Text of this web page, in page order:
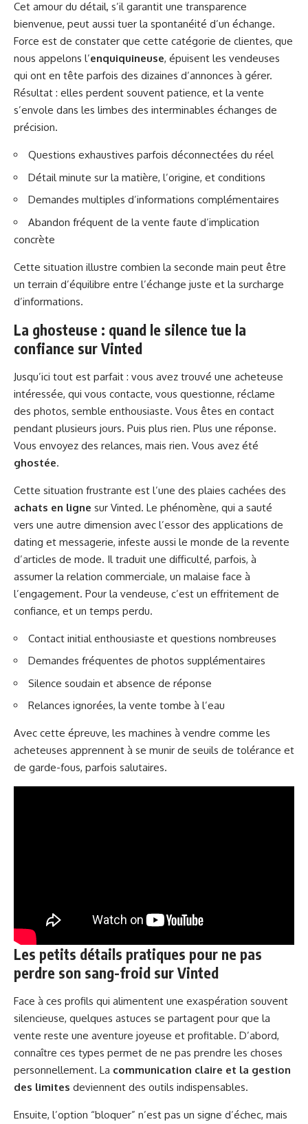
Cet amour du détail, s’il garantit une transparence
bienvenue, peut aussi tuer la spontanéité d’un échange.
Force est de constater que cette catégorie de clientes, que
nous appelons l’enquiquineuse, épuisent les vendeuses
qui ont en tête parfois des dizaines d’annonces à gérer.
Résultat : elles perdent souvent patience, et la vente
s’envole dans les limbes des interminables échanges de
précision.
Questions exhaustives parfois déconnectées du réel
Détail minute sur la matière, l’origine, et conditions
Demandes multiples d’informations complémentaires
Abandon fréquent de la vente faute d’implication
concrète
Cette situation illustre combien la seconde main peut être
un terrain d’équilibre entre l’échange juste et la surcharge
d’informations.
La ghosteuse : quand le silence tue la
confiance sur Vinted
Jusqu’ici tout est parfait : vous avez trouvé une acheteuse
intéressée, qui vous contacte, vous questionne, réclame
des photos, semble enthousiaste. Vous êtes en contact
pendant plusieurs jours. Puis plus rien. Plus une réponse.
Vous envoyez des relances, mais rien. Vous avez été
ghostée.
Cette situation frustrante est l’une des plaies cachées des
achats en ligne sur Vinted. Le phénomène, qui a sauté
vers une autre dimension avec l’essor des applications de
dating et messagerie, infeste aussi le monde de la revente
d’articles de mode. Il traduit une difficulté, parfois, à
assumer la relation commerciale, un malaise face à
l’engagement. Pour la vendeuse, c’est un effritement de
confiance, et un temps perdu.
Contact initial enthousiaste et questions nombreuses
Demandes fréquentes de photos supplémentaires
Silence soudain et absence de réponse
Relances ignorées, la vente tombe à l’eau
Avec cette épreuve, les machines à vendre comme les
acheteuses apprennent à se munir de seuils de tolérance et
de garde-fous, parfois salutaires.
Les petits détails pratiques pour ne pas
perdre son sang-froid sur Vinted
Face à ces profils qui alimentent une exaspération souvent
silencieuse, quelques astuces se partagent pour que la
vente reste une aventure joyeuse et profitable. D’abord,
connaître ces types permet de ne pas prendre les choses
personnellement. La communication claire et la gestion
des limites deviennent des outils indispensables.
Ensuite, l’option “bloquer” n’est pas un signe d’échec, mais